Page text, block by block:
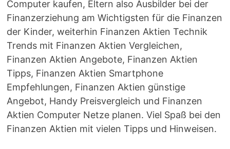
Computer kaufen, Eltern also Ausbilder bei der
Finanzerziehung am Wichtigsten für die Finanzen
der Kinder, weiterhin Finanzen Aktien Technik
Trends mit Finanzen Aktien Vergleichen,
Finanzen Aktien Angebote, Finanzen Aktien
Tipps, Finanzen Aktien Smartphone
Empfehlungen, Finanzen Aktien günstige
Angebot, Handy Preisvergleich und Finanzen
Aktien Computer Netze planen. Viel Spaß bei den
Finanzen Aktien mit vielen Tipps und Hinweisen.